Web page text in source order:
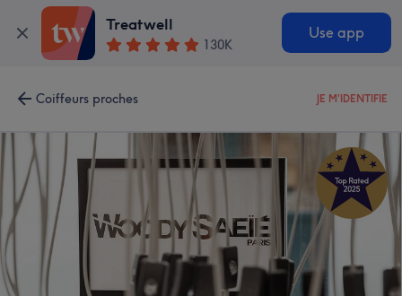
Treatwell
130K
Use app
Coiffeurs proches JE M'IDENTIFIE